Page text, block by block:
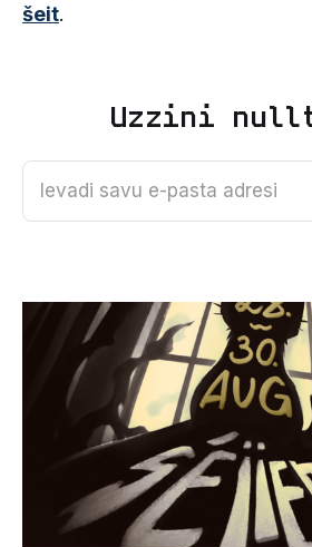
šeit.
Uzzini
Ievadi savu e-pasta adresi